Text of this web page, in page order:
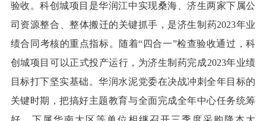
验收。科创城项目是华润江中实现桑海、济生两家下属公
司资源整合、整体搬迁的关键抓手，是济生制药2023年业
绩合同考核的重点指标。随着“四合一”检查验收通过，科
创城项目可以正式投产运行，为济生制药完成2023年业绩
目标打下坚实基础。华润水泥党委在决战冲刺全年目标的
关键时期，把搞好主题教育与全面完成全年中心任务统筹